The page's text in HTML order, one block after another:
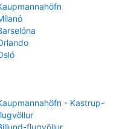
- Kastrup-
flugvöllur